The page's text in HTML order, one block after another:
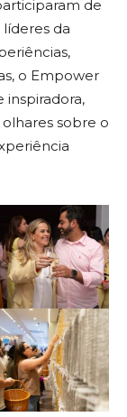
de
da
o Empower
inspiradora,
sobre o